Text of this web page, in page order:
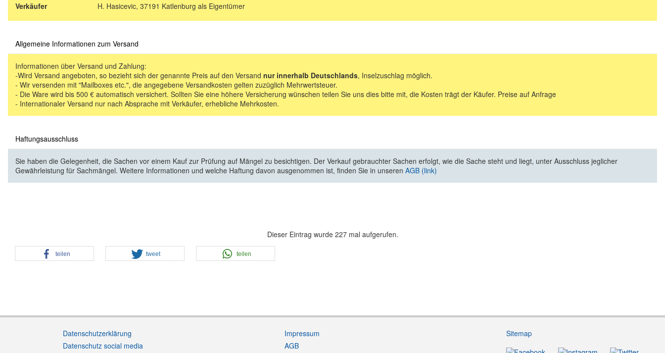
Verkäufer
H. Hasicevic, 37191 Katlenburg als Eigentümer
Allgemeine Informationen zum Versand
Informationen über Versand und Zahlung:
-Wird Versand angeboten, so bezieht sich der genannte Preis auf den Versand nur innerhalb Deutschlands, Inselzuschlag möglich.
- Wir versenden mit "Mailboxes etc.", die angegebene Versandkosten gelten zuzüglich Mehrwertsteuer.
- Die Ware wird bis 500 € automatisch versichert. Sollten Sie eine höhere Versicherung wünschen teilen Sie uns dies bitte mit, die Kosten trägt der Käufer. Preise auf Anfrage
- Internationaler Versand nur nach Absprache mit Verkäufer, erhebliche Mehrkosten.
Haftungsausschluss
Sie haben die Gelegenheit, die Sachen vor einem Kauf zur Prüfung auf Mängel zu besichtigen. Der Verkauf gebrauchter Sachen erfolgt, wie die Sache steht und liegt, unter Ausschluss jeglicher
Gewährleistung für Sachmängel. Weitere Informationen und welche Haftung davon ausgenommen ist, finden Sie in unseren AGB (link)
Dieser Eintrag wurde 227 mal aufgerufen.
teilen tweet teilen
Datenschutzerklärung
Datenschutz social media
Impressum
AGB
Sitemap